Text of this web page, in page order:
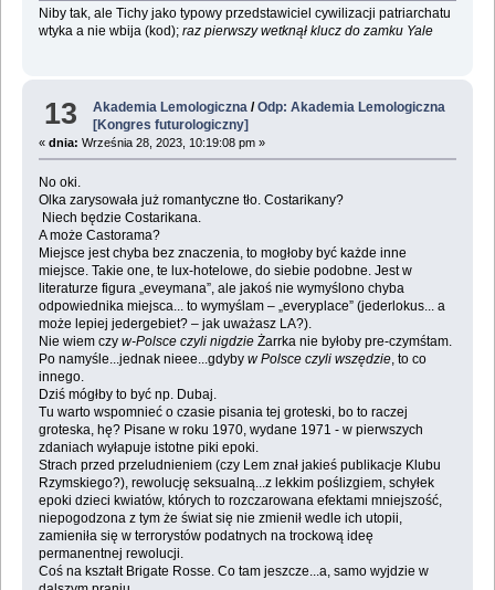
Niby tak, ale Tichy jako typowy przedstawiciel cywilizacji patriarchatu
wtyka a nie wbija (kod); raz pierwszy wetknął klucz do zamku Yale
13 Akademia Lemologiczna /Odp: Akademia Lemologiczna
[Kongres futurologiczny]
« dnia: Września 28, 2023, 10:19:08 pm »
No oki.
Olka zarysowała już romantyczne tło. Costarikany?
Niech będzie Costarikana.
A może Castorama?
Miejsce jest chyba bez znaczenia, to mogłoby być każde inne
miejsce. Takie one, te lux-hotelowe, do siebie podobne. Jest w
literaturze figura „eveymana”, ale jakoś nie wymyślono chyba
odpowiednika miejsca... to wymyślam – „everyplace” (jederlokus... a
może lepiej jedergebiet? – jak uważasz LA?).
Nie wiem czy w-Polsce czyli nigdzieŻarrka nie byłoby pre-czymśtam.
Po namyśle...jednak nieee...gdyby w Polsce czyli wszędzie, to co
innego.
Dziś mógłby to być np. Dubaj.
Tu warto wspomnieć o czasie pisania tej groteski, bo to raczej
groteska, hę? Pisane w roku 1970, wydane 1971 - w pierwszych
zdaniach wyłapuje istotne piki epoki.
Strach przed przeludnieniem (czy Lem znał jakieś publikacje Klubu
Rzymskiego?), rewolucję seksualną...z lekkim poślizgiem, schyłek
epoki dzieci kwiatów, których to rozczarowana efektami mniejszość,
niepogodzona z tym że świat się nie zmienił wedle ich utopii,
zamieniła się w terrorystów podatnych na trockową ideę
permanentnej rewolucji.
Coś na kształt Brigate Rosse. Co tam jeszcze...a, samo wyjdzie w